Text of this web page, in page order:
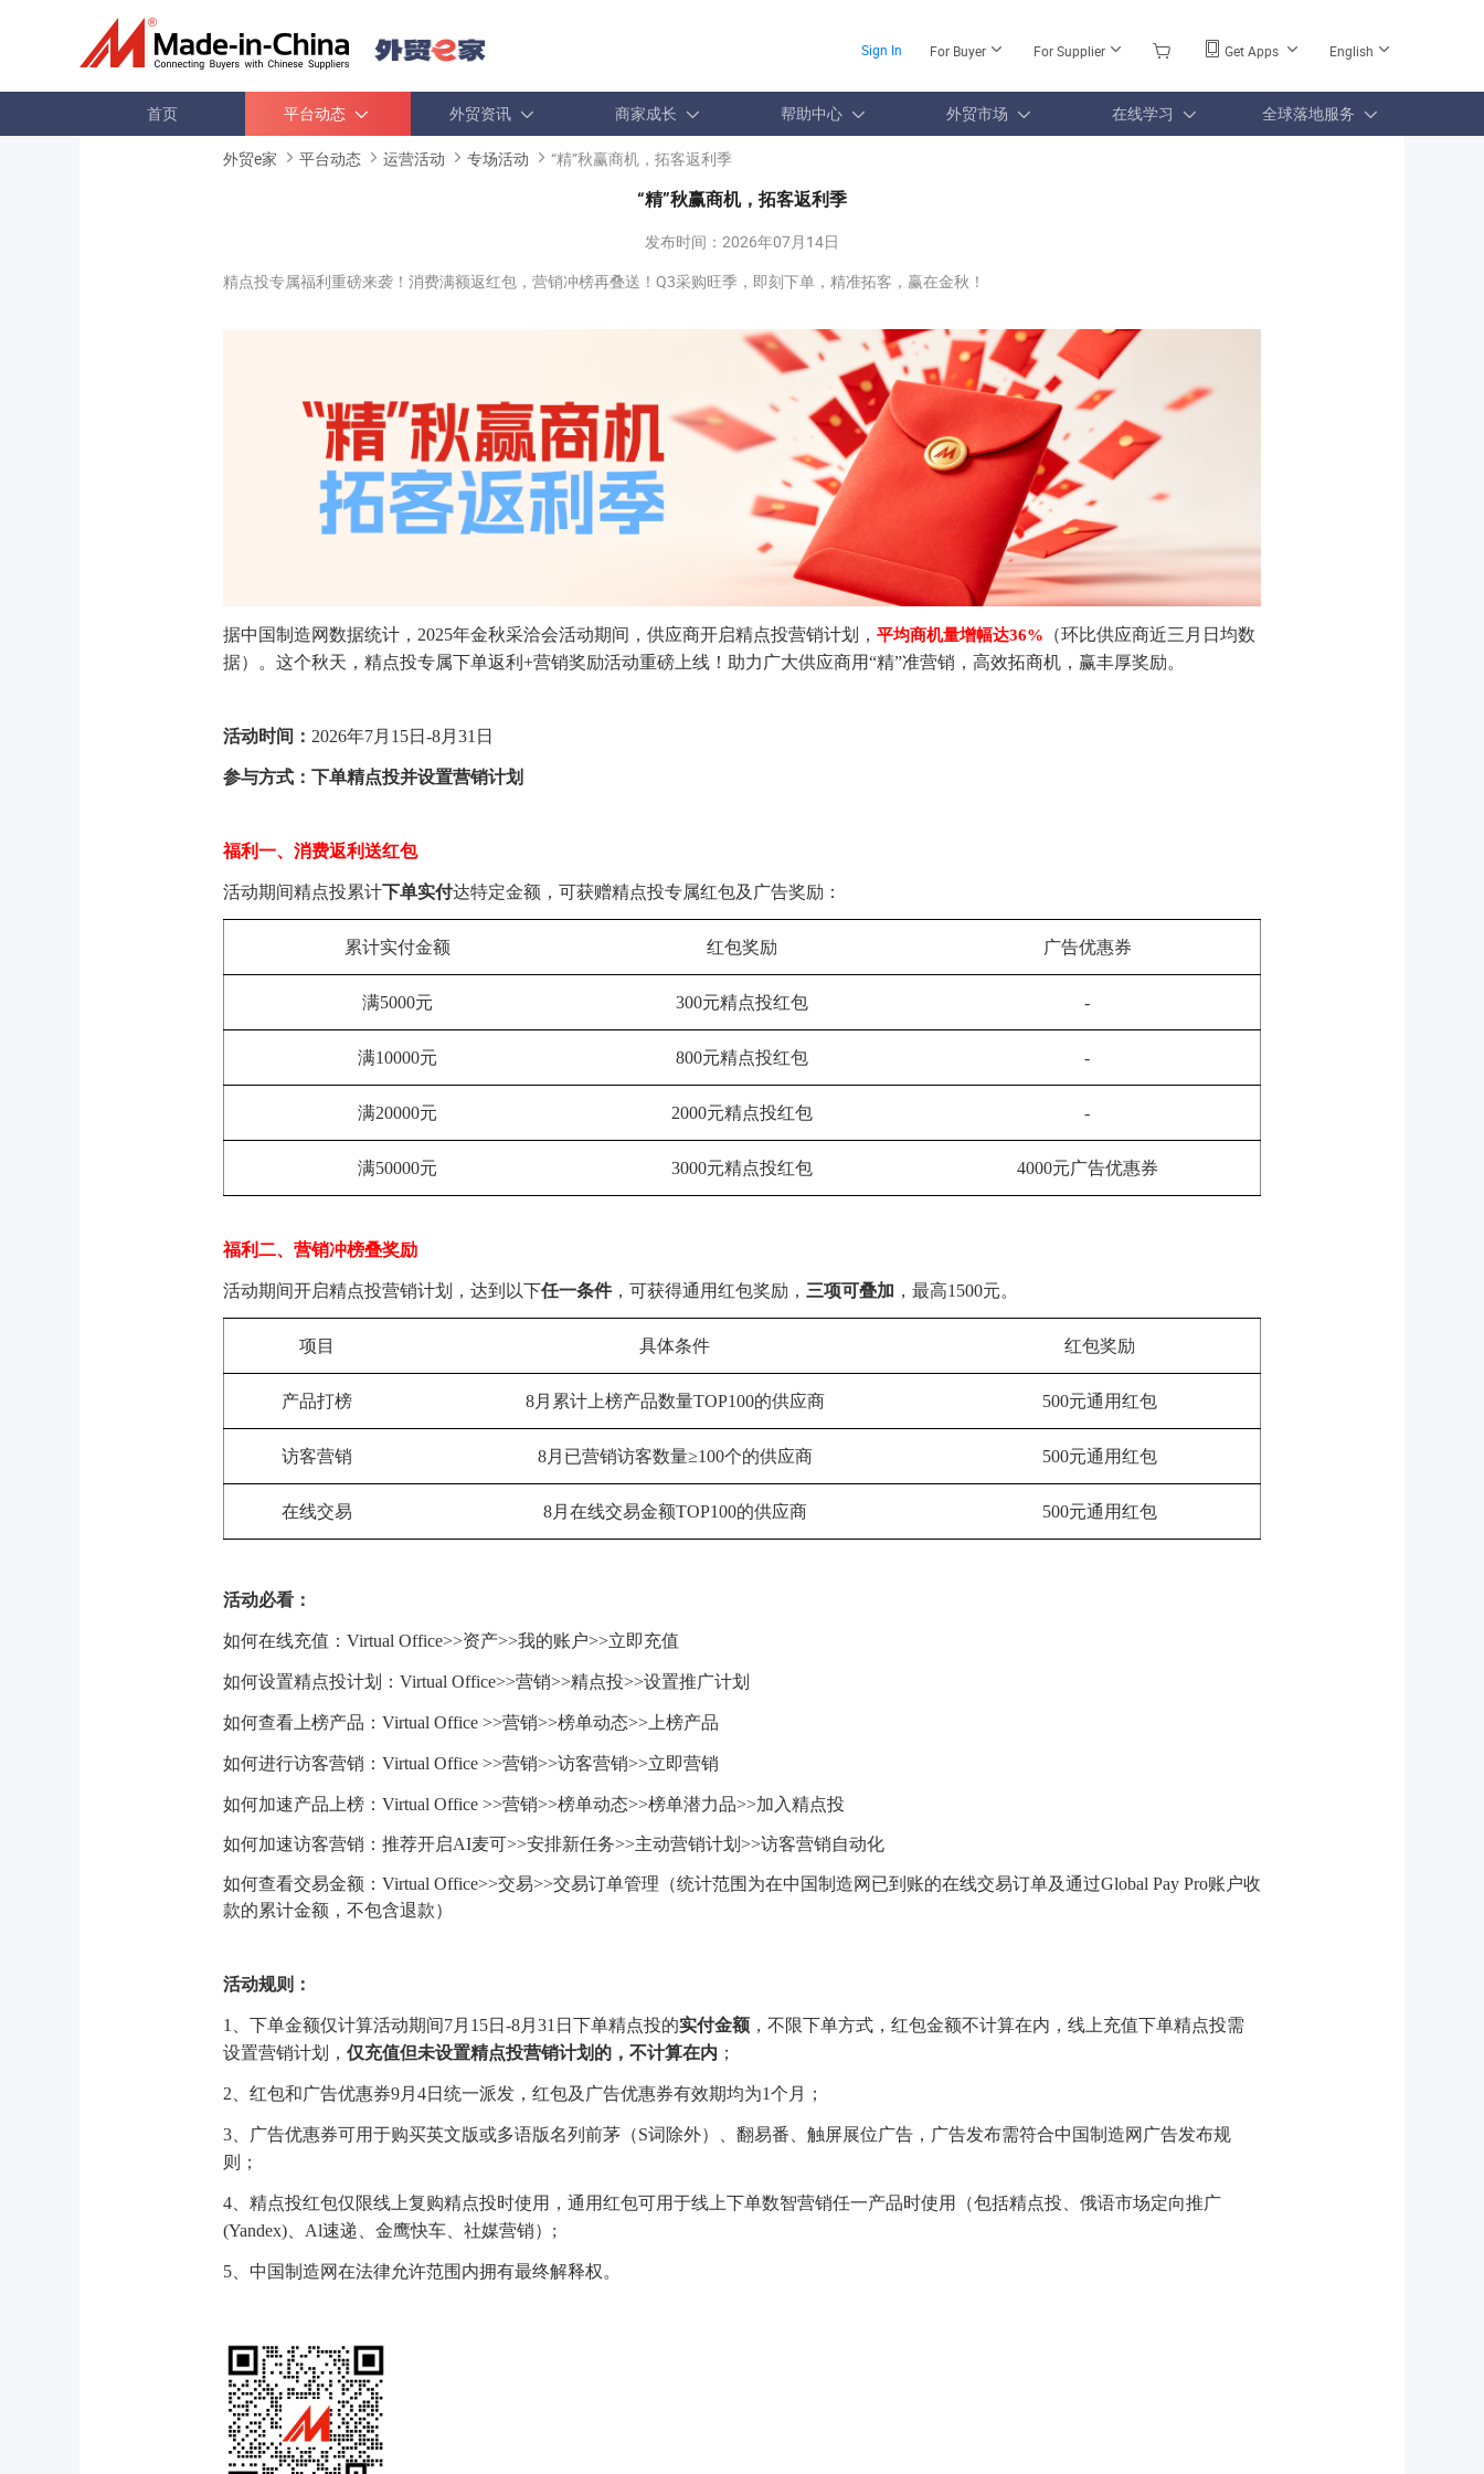
Sign In For Buyer For Supplier Get Apps English
首页 平台动态 外贸资讯 商家成长 帮助中心 外贸市场 在线学习 全球落地服务
外贸e家 平台动态 运营活动 专场活动
“精”秋赢商机，拓客返利季
“精”秋赢商机，拓客返利季
发布时间： 2026年07月14日
精点投专属福利重磅来袭！消费满额返红包，营销冲榜再叠送！Q3采购旺季，即刻下单，精准拓客，赢在金秋！
据中国制造网数据统计，2025年金秋采洽会活动期间，供应商开启精点投营销计划， 平均商机量增幅达36% （环比供应商近三月日均数
据）。这个秋天，精点投专属下单返利+营销奖励活动重磅上线！助力广大供应商用“精”准营销，高效拓商机，赢丰厚奖励。
活动时间： 2026年7月15日-8月31日
参与方式：下单精点投并设置营销计划
福利一、消费返利送红包
活动期间精点投累计下单实付达特定金额，可获赠精点投专属红包及广告奖励：
累计实付金额 红包奖励 广告优惠券
满5000元 300元精点投红包 -
满10000元 800元精点投红包 -
满20000元 2000元精点投红包 -
满50000元 3000元精点投红包 4000元广告优惠券
福利二、营销冲榜叠奖励
活动期间开启精点投营销计划，达到以下任一条件， 可获得通用红包奖励， 三项可叠加 ，最高1500元。
项目 具体条件 红包奖励
产品打榜 8月累计上榜产品数量TOP100的供应商 500元通用红包
访客营销 8月已营销访客数量≥100个的供应商 500元通用红包
在线交易 8月在线交易金额TOP100的供应商 500元通用红包
活动必看：
如何在线充值：Virtual Office>>资产>>我的账户>>立即充值
如何设置精点投计划：Virtual Office>>营销>>精点投>>设置推广计划
如何查看上榜产品：Virtual Office >>营销>>榜单动态>>上榜产品
如何进行访客营销：Virtual Office >>营销>>访客营销>>立即营销
如何加速产品上榜：Virtual Office >>营销>>榜单动态>>榜单潜力品>>加入精点投
如何加速访客营销：推荐开启AI麦可>>安排新任务>>主动营销计划>>访客营销自动化
如何查看交易金额：Virtual Office>>交易>>交易订单管理（统计范围为在中国制造网已到账的在线交易订单及通过Global Pay Pro账户收
款的累计金额 ， 不包含退款）
活动规则：
1、下单金额仅计算活动期间7月15日-8月31日下单精点投的实付金额 ，不限下单方式，红包金额不计算在内，线上充值下单精点投需
设置营销计划， 仅充值但未设置精点投营销计划的，不计算在内 ；
2、红包和广告优惠券9月4日统一派发，红包及广告优惠券有效期均为1个月；
3、广告优惠券可用于购买英文版或多语版名列前茅（S词除外）、翻易番、触屏展位广告，广告发布需符合中国制造网广告发布规
则；
4、精点投红包仅限线上复购精点投时使用，通用红包可用于线上下单数智营销任一产品时使用（包括精点投、俄语市场定向推广
(Yandex)、Al速递、金鹰快车、社媒营销）;
5、中国制造网在法律允许范围内拥有最终解释权。